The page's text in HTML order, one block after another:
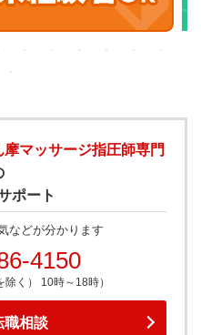
マッサージ指圧師専門
ポート
などが分かります
4150
除く） 10時～18時）
職相談